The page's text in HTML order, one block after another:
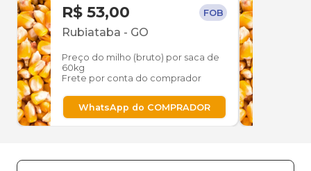
R$ 53,00 FOB
Rubiataba - GO
Preço do milho (bruto) por saca de
60kg
Frete por conta do comprador
WhatsApp do COMPRADOR